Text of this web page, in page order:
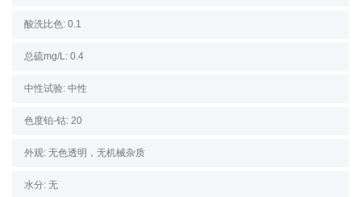
酸洗比色: 0.1
总硫mg/L: 0.4
中性试验: 中性
色度铂-钴: 20
外观: 无色透明，无机械杂质
水分: 无